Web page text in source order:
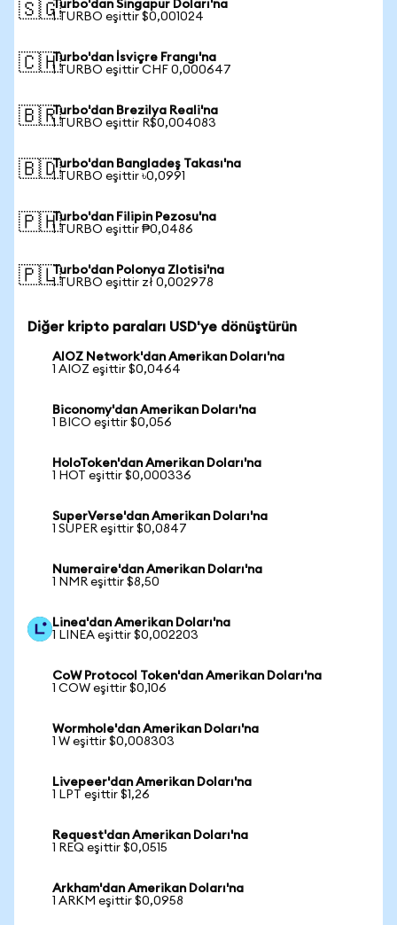
🇸🇬Turbo'dan Singapur Doları'na
1 TURBO eşittir $0,001024
🇨🇭Turbo'dan İsviçre Frangı'na
1 TURBO eşittir CHF 0,000647
🇧🇷Turbo'dan Brezilya Reali'na
1 TURBO eşittir R$0,004083
🇧🇩Turbo'dan Bangladeş Takası'na
1 TURBO eşittir ৳0,0991
🇵🇭Turbo'dan Filipin Pezosu'na
1 TURBO eşittir ₱0,0486
🇵🇱Turbo'dan Polonya Zlotisi'na
1 TURBO eşittir zł 0,002978
Diğer kripto paraları USD'ye dönüştürün
AIOZ Network'dan Amerikan Doları'na
1 AIOZ eşittir $0,0464
Biconomy'dan Amerikan Doları'na
1 BICO eşittir $0,056
HoloToken'dan Amerikan Doları'na
1 HOT eşittir $0,000336
SuperVerse'dan Amerikan Doları'na
1 SUPER eşittir $0,0847
Numeraire'dan Amerikan Doları'na
1 NMR eşittir $8,50
Linea'dan Amerikan Doları'na
1 LINEA eşittir $0,002203
CoW Protocol Token'dan Amerikan Doları'na
1 COW eşittir $0,106
Wormhole'dan Amerikan Doları'na
1 W eşittir $0,008303
Livepeer'dan Amerikan Doları'na
1 LPT eşittir $1,26
Request'dan Amerikan Doları'na
1 REQ eşittir $0,0515
Arkham'dan Amerikan Doları'na
1 ARKM eşittir $0,0958